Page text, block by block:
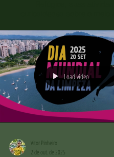
Load video
Vitor Pinheiro
2 de out. de 2025